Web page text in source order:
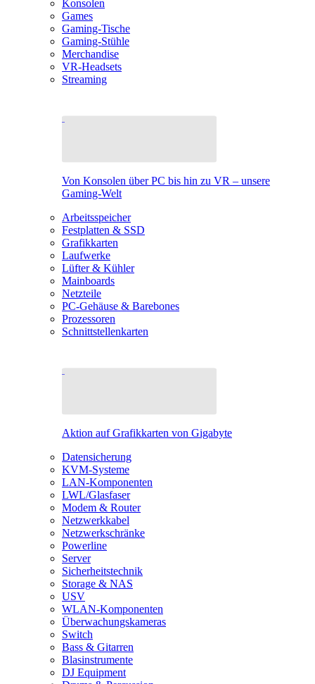
Konsolen
Games
Gaming-Tische
Gaming-Stühle
Merchandise
VR-Headsets
Streaming
Von Konsolen über PC bis hin zu VR – unsere
Gaming-Welt
Arbeitsspeicher
Festplatten & SSD
Grafikkarten
Laufwerke
Lüfter & Kühler
Mainboards
Netzteile
PC-Gehäuse & Barebones
Prozessoren
Schnittstellenkarten
Aktion auf Grafikkarten von Gigabyte
Datensicherung
KVM-Systeme
LAN-Komponenten
LWL/Glasfaser
Modem & Router
Netzwerkkabel
Netzwerkschränke
Powerline
Server
Sicherheitstechnik
Storage & NAS
USV
WLAN-Komponenten
Überwachungskameras
Switch
Bass & Gitarren
Blasinstrumente
DJ Equipment